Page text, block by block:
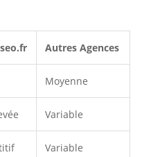
Autres Agences
Moyenne
Variable
Variable